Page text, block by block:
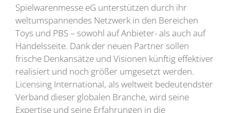
Spielwarenmesse eG unterstützen durch ihr
weltumspannendes Netzwerk in den Bereichen
Toys und PBS – sowohl auf Anbieter- als auch auf
Handelsseite. Dank der neuen Partner sollen
frische Denkansätze und Visionen künftig effektiver
realisiert und noch größer umgesetzt werden.
Licensing International, als weltweit bedeutendster
Verband dieser globalen Branche, wird seine
Expertise und seine Erfahrungen in die